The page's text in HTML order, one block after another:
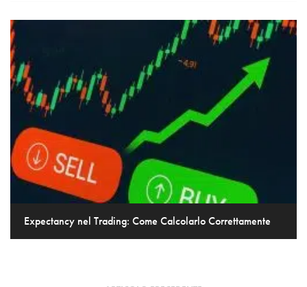
Expectancy nel Trading: Come Calcolarlo Correttamente